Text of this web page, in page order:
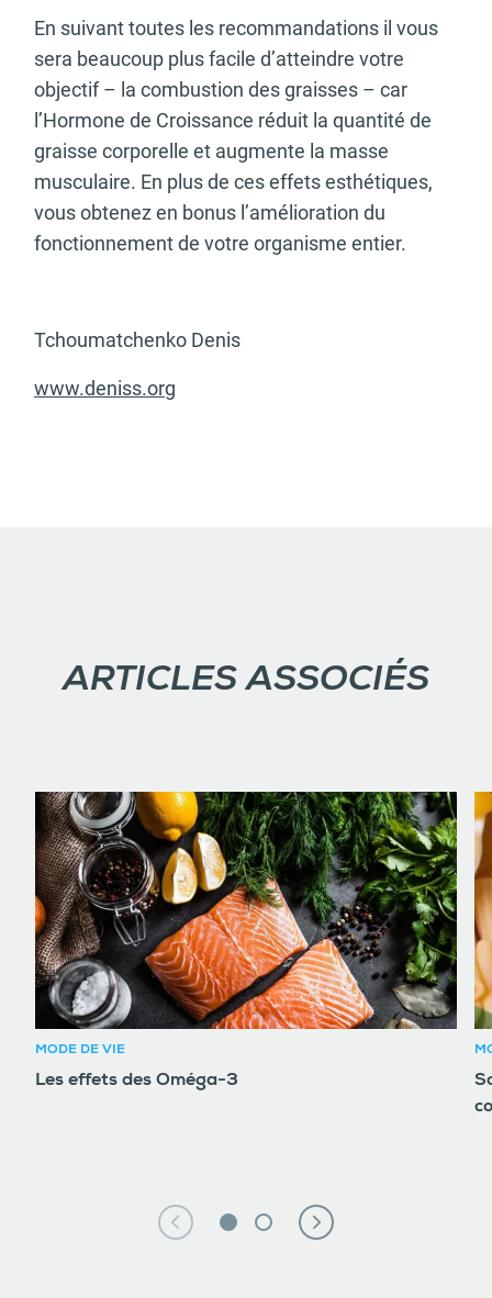
En suivant toutes les recommandations il vous
sera beaucoup plus facile d’atteindre votre
objectif – la combustion des graisses – car
l’Hormone de Croissance réduit la quantité de
graisse corporelle et augmente la masse
musculaire. En plus de ces effets esthétiques,
vous obtenez en bonus l’amélioration du
fonctionnement de votre organisme entier.
Tchoumatchenko Denis
www.deniss.org
ARTICLES ASSOCIÉS
MODE DE VIE
Les effets des Oméga-3